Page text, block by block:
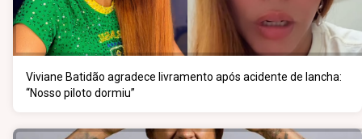
Viviane Batidão agradece livramento após acidente de lancha:
“Nosso piloto dormiu”